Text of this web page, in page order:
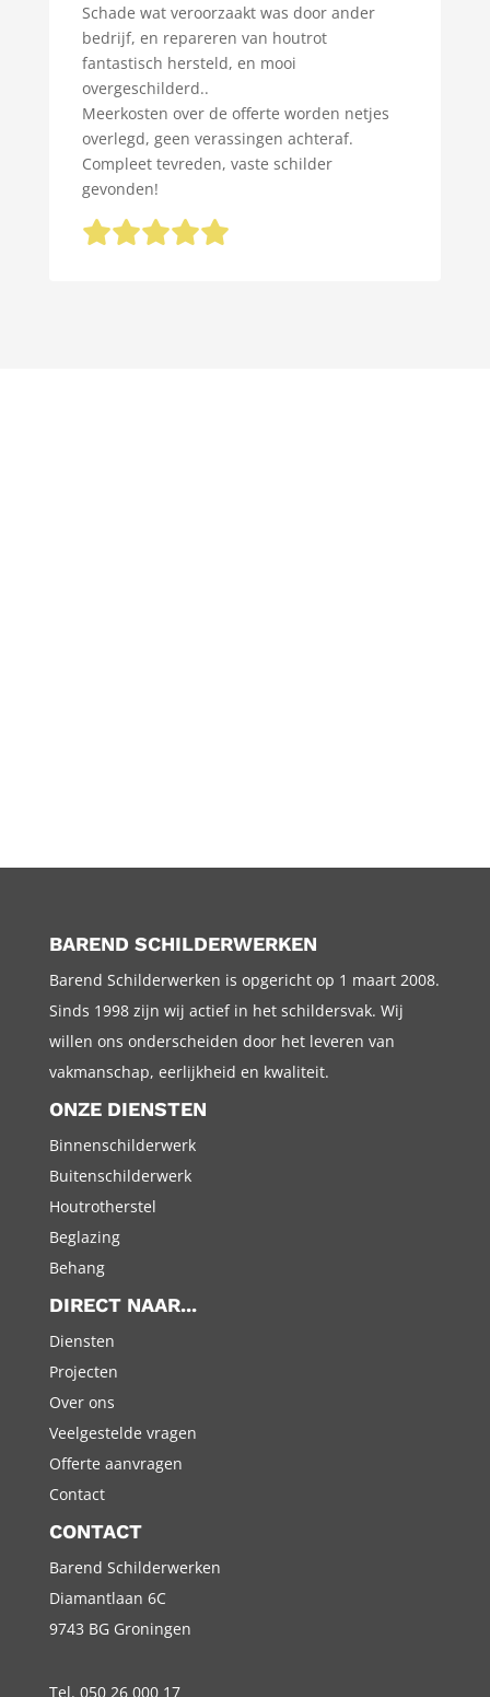
Schade wat veroorzaakt was door ander
bedrijf, en repareren van houtrot
fantastisch hersteld, en mooi
overgeschilderd..
Meerkosten over de offerte worden netjes
overlegd, geen verassingen achteraf.
Compleet tevreden, vaste schilder
gevonden!
BAREND SCHILDERWERKEN
Barend Schilderwerken is opgericht op 1 maart 2008.
Sinds 1998 zijn wij actief in het schildersvak. Wij
willen ons onderscheiden door het leveren van
vakmanschap, eerlijkheid en kwaliteit.
ONZE DIENSTEN
Binnenschilderwerk
Buitenschilderwerk
Houtrotherstel
Beglazing
Behang
DIRECT NAAR...
Diensten
Projecten
Over ons
Veelgestelde vragen
Offerte aanvragen
Contact
CONTACT
Barend Schilderwerken
Diamantlaan 6C
9743 BG Groningen
Tel. 050 26 000 17